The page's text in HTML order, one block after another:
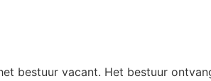
bestuur vacant. Het bestuur